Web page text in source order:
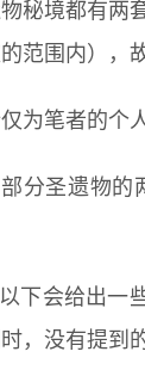
秘境都有两
范围内），
为笔者的个
分圣遗物的
下会给出一
，没有提到